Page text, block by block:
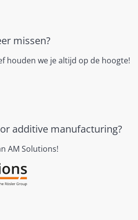
missen?
houden we je altijd op de hoogte!
additive manufacturing?
AM Solutions!